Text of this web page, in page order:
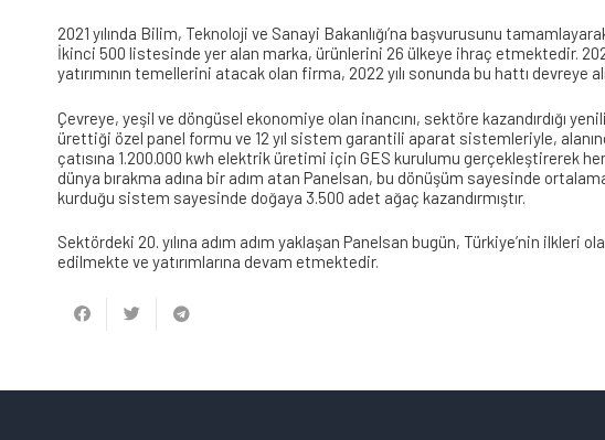
2021 yılında Bilim, Teknoloji ve Sanayi Bakanlığı’na başvurusunu
İkinci 500 listesinde yer alan marka, ürünlerini 26 ülkeye ihraç etmektedir.
yatırımının temellerini atacak olan firma, 2022 yılı sonunda bu hattı devreye
Çevreye, yeşil ve döngüsel ekonomiye olan inancını, sektöre kazandırdığı
ürettiği özel panel formu ve 12 yıl sistem garantili aparat sistemleriyle,
çatısına 1.200.000 kwh elektrik üretimi için GES kurulumu gerçekleştirerek
dünya bırakma adına bir adım atan Panelsan, bu dönüşüm sayesinde
kurduğu sistem sayesinde doğaya 3.500 adet ağaç kazandırmıştır.
Sektördeki 20. yılına adım adım yaklaşan Panelsan bugün, Türkiye’nin ilkleri
edilmekte ve yatırımlarına devam etmektedir.